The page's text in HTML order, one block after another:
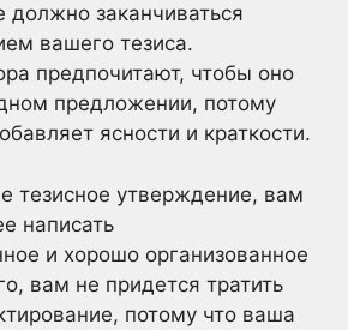
должно заканчиваться
вашего тезиса.
предпочитают, чтобы оно
предложении, потому
ясности и краткости.
тезисное утверждение, вам
написать
и хорошо организованное
вам не придется тратить
потому что ваша